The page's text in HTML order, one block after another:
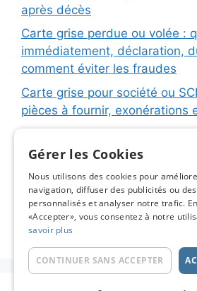
après décès
Carte grise perdue ou volée :
immédiatement, déclaration,
comment éviter les fraudes
Carte grise pour société ou
pièces à fournir, exonérations
immatriculation, fiche
Changement de titulaire carte
détaillées, coûts réels et
pièges
Gérer les Cookies
Nous utilisons des cookies pour
navigation, diffuser des publicités ou
personnalisés et analyser notre trafic.
«Accepter», vous consentez à notre
savoir plus
CONTINUER SANS ACCEPTER